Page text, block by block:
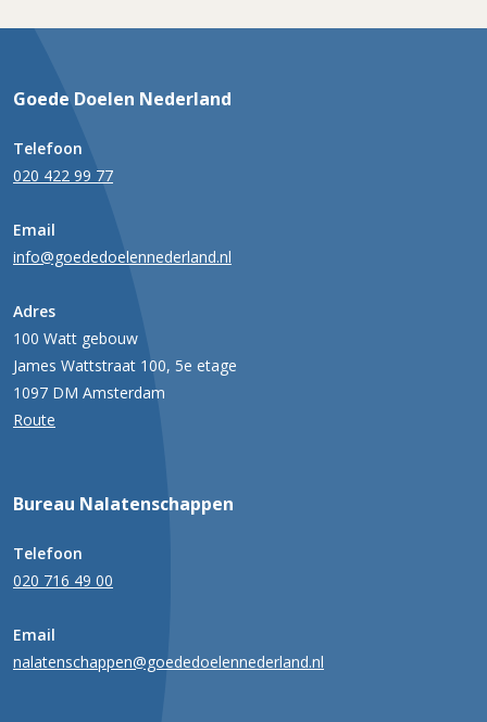
Goede Doelen Nederland
Telefoon
020 422 99 77
Email
info@goededoelennederland.nl
Adres
100 Watt gebouw
James Wattstraat 100, 5e etage
1097 DM Amsterdam
Route
Bureau Nalatenschappen
Telefoon
020 716 49 00
Email
nalatenschappen@goededoelennederland.nl